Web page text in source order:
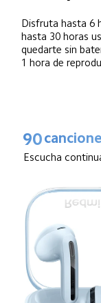
Disfruta hasta 6
hasta 30 horas
quedarte sin
1 hora de
90
Escucha